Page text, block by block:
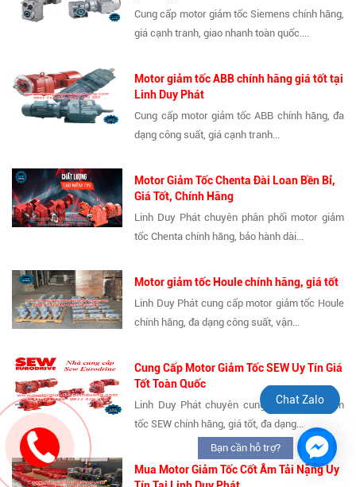
Cung cấp motor giảm tốc Siemens chính hãng,
giá cạnh tranh, giao nhanh toàn quốc....
Motor giảm tốc ABB chính hãng giá tốt tại
Linh Duy Phát
Cung cấp motor giảm tốc ABB chính hãng, đa
dạng công suất, giá cạnh tranh...
Motor Giảm Tốc Chenta Đài Loan Bền Bỉ,
Giá Tốt, Chính Hãng
Linh Duy Phát chuyên phân phối motor giảm
tốc Chenta chính hãng, bảo hành dài...
Motor giảm tốc Houle chính hãng, giá tốt
Linh Duy Phát cung cấp motor giảm tốc Houle
chính hãng, đa dạng công suất, vận...
Cung Cấp Motor Giảm Tốc SEW Uy Tín Giá
Tốt Toàn Quốc
Linh Duy Phát chuyên cung cấp motor giảm
tốc SEW chính hãng, giá tốt, đa dạng...
Mua Motor Giảm Tốc Cốt Âm Tải Nặng Uy
Chat Zalo
Bạn cần hỗ trợ?